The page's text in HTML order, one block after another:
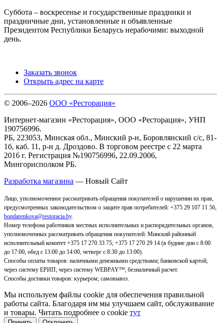
Суббота – воскресенье и государственные праздники и
праздничные дни, установленные и объявленные
Президентом Республики Беларусь нерабочими: выходной
день.
Заказать звонок
Открыть адрес на карте
© 2006–2026 ООО «Ресторация»
Интернет-магазин «Ресторация», ООО «Ресторация», УНП
190756996.
РБ, 223053, Минская обл., Минский р-н, Боровлянский с/с, 81-
1б, каб. 11, р-н д. Дроздово. В торговом реестре с 22 марта
2016 г. Регистрация №190756996, 22.09.2006,
Мингорисполком РБ.
Разработка магазина — Новый Сайт
Лицо, уполномоченное рассматривать обращения покупателей о нарушении их прав,
предусмотренных законодательством о защите прав потребителей: +375 29 107 11 56,
bondarenkova@restoracia.by.
Номер телефона работников местных исполнительных и распорядительных органов,
уполномоченных рассматривать обращения покупателей: Минский районный
исполнительный комитет +375 17 270 33 75; +375 17 270 29 14 (в будние дни с 8:00
до 17:00, обед с 13:00 до 14:00, четверг с 8:30 до 13:00).
Способы оплаты товаров: наличными денежными средствами; банковской картой;
через систему ЕРИП; через систему WEBPAY™; безналичный расчет.
Способы доставки товаров: курьером; самовывоз
Мы используем файлы cookie для обеспечения правильной
работы сайта. Благодаря им мы улучшаем сайт, обслуживание
и товары. Читать подробнее о cookie тут